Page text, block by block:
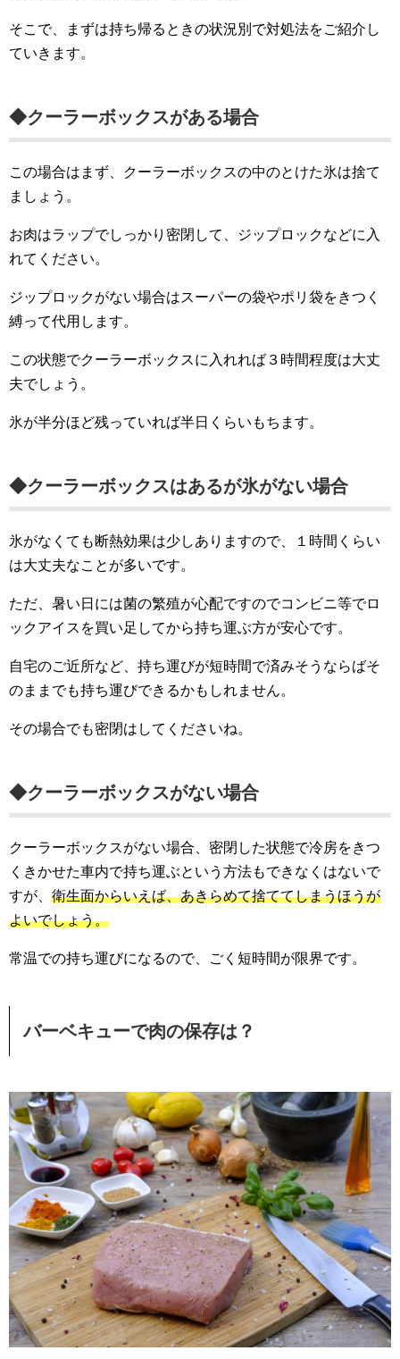
そこで、まずは持ち帰るときの状況別で対処法をご紹介し
ていきます。
◆クーラーボックスがある場合
この場合はまず、クーラーボックスの中のとけた氷は捨て
ましょう。
お肉はラップでしっかり密閉して、ジップロックなどに入
れてください。
ジップロックがない場合はスーパーの袋やポリ袋をきつく
縛って代用します。
この状態でクーラーボックスに入れれば３時間程度は大丈
夫でしょう。
氷が半分ほど残っていれば半日くらいもちます。
◆クーラーボックスはあるが氷がない場合
氷がなくても断熱効果は少しありますので、１時間くらい
は大丈夫なことが多いです。
ただ、暑い日には菌の繁殖が心配ですのでコンビニ等でロ
ックアイスを買い足してから持ち運ぶ方が安心です。
自宅のご近所など、持ち運びが短時間で済みそうならばそ
のままでも持ち運びできるかもしれません。
その場合でも密閉はしてくださいね。
◆クーラーボックスがない場合
クーラーボックスがない場合、密閉した状態で冷房をきつ
くきかせた車内で持ち運ぶという方法もできなくはないで
すが、 衛生面からいえば、あきらめて捨ててしまうほうが
よいでしょう。
常温での持ち運びになるので、ごく短時間が限界です。
バーベキューで肉の保存は？